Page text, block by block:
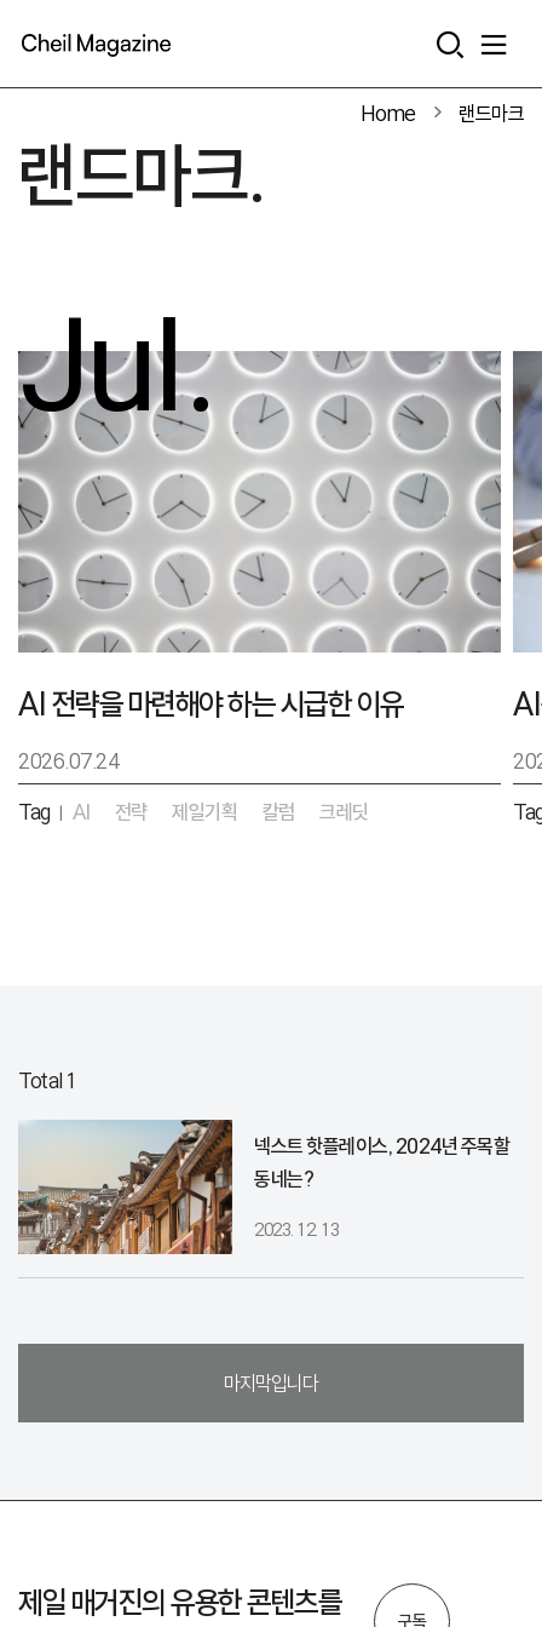
Home 랜드마크
랜드마크.
Jul.
AI 전략을 마련해야 하는 시급한 이유
2026.07.24
Tag | AI 전략 제일기획 칼럼 크레딧
Total 1
넥스트 핫플레이스, 2024년 주목할
동네는?
2023. 12. 13
마지막입니다
제일 매거진의 유용한 콘텐츠를
구독